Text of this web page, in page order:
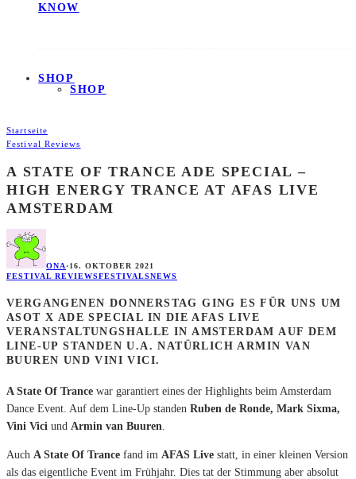
KNOW
SHOP
SHOP
Startseite
Festival Reviews
A STATE OF TRANCE ADE SPECIAL –
HIGH ENERGY TRANCE AT AFAS LIVE
AMSTERDAM
ONA·16. OKTOBER 2021
FESTIVAL REVIEWSFESTIVALSNEWS
VERGANGENEN DONNERSTAG GING ES FÜR UNS UM
ASOT X ADE SPECIAL IN DIE AFAS LIVE
VERANSTALTUNGSHALLE IN AMSTERDAM AUF DEM
LINE-UP STANDEN U.A. NATÜRLICH ARMIN VAN
BUUREN UND VINI VICI.
A State Of Trance war garantiert eines der Highlights beim Amsterdam
Dance Event. Auf dem Line-Up standen Ruben de Ronde, Mark Sixma,
Vini Vici und Armin van Buuren
Auch A State Of Trance fand im AFAS Live statt, in einer kleinen Version
als das eigentliche Event im Frühjahr. Dies tat der Stimmung aber absolut